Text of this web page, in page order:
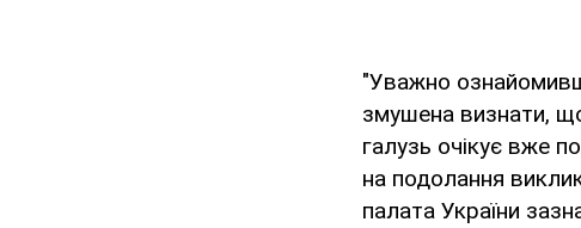
"Уважно
змушена визнати,
галузь очікує вже
на подолання
палата України